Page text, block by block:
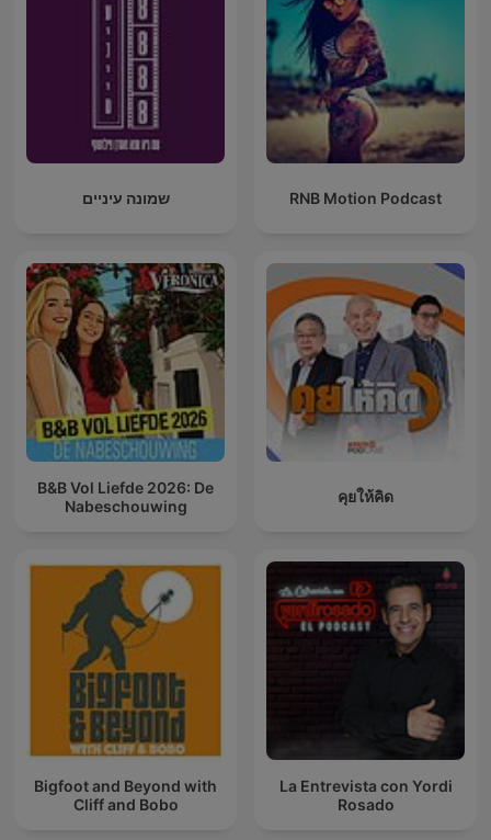
שמונה עיניים RNB Motion Podcast
B&B Vol Liefde 2026: De
Nabeschouwing
คุยให้คิด
Bigfoot and Beyond with
Cliff and Bobo
La Entrevista con Yordi
Rosado